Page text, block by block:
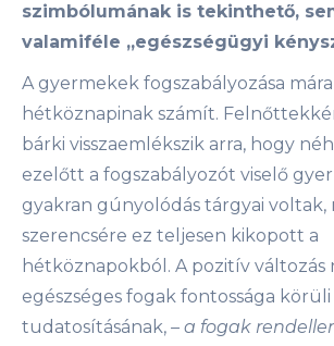
szimbólumának is tekinthető,
valamiféle „egészségügyi
A gyermekek fogszabályozása mára
hétköznapinak számít.
bárki visszaemlékszik arra, hogy
ezelőtt a fogszabályozót viselő
gyakran gúnyolódás tárgyai voltak,
szerencsére ez teljesen kikopott a
hétköznapokból. A pozitív változás
egészséges fogak fontossága
tudatosításának, – a fogak